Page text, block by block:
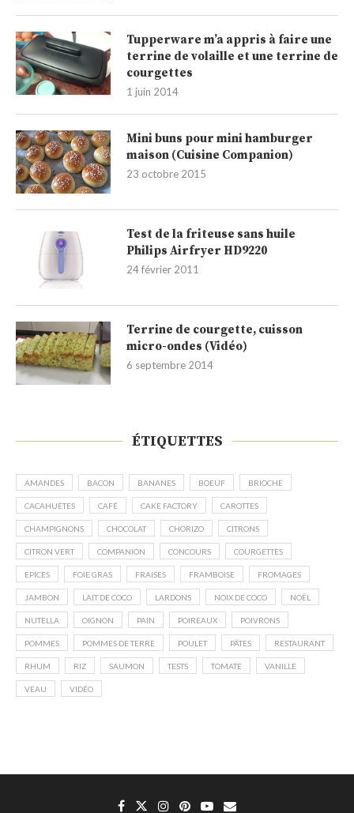
Tupperware m’a appris à faire une
terrine de volaille et une terrine de
courgettes
1 juin 2014
Mini buns pour mini hamburger
maison (Cuisine Companion)
23 octobre 2015
Test de la friteuse sans huile
Philips Airfryer HD9220
24 février 2011
Terrine de courgette, cuisson
micro-ondes (Vidéo)
6 septembre 2014
ÉTIQUETTES
AMANDES BACON BANANES BOEUF BRIOCHE
CACAHUÈTES CAFÉ CAKE FACTORY CAROTTES
CHAMPIGNONS CHOCOLAT CHORIZO CITRONS
CITRON VERT COMPANION CONCOURS COURGETTES
EPICES FOIE GRAS FRAISES FRAMBOISE FROMAGES
JAMBON LAIT DE COCO LARDONS NOIX DE COCO NOËL
NUTELLA OIGNON PAIN POIREAUX POIVRONS
POMMES POMMES DE TERRE POULET PÂTES RESTAURANT
RHUM RIZ SAUMON TESTS TOMATE VANILLE
VEAU VIDÉO